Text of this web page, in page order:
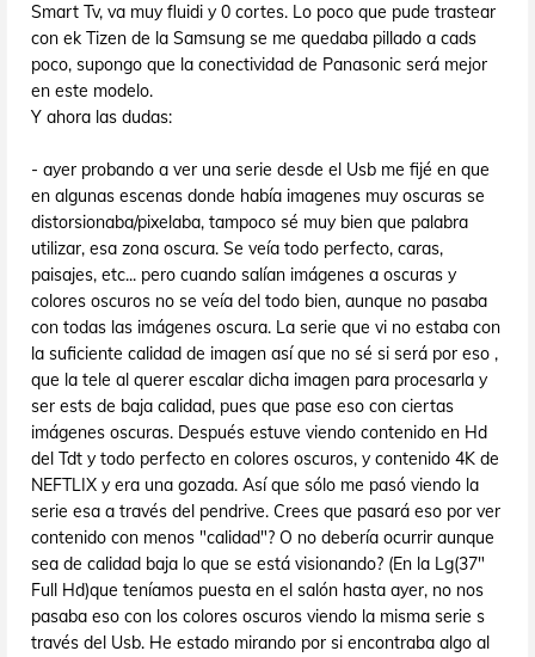
Smart Tv, va muy fluidi y 0 cortes. Lo poco que pude trastear
con ek Tizen de la Samsung se me quedaba pillado a cads
poco, supongo que la conectividad de Panasonic será mejor
en este modelo.
Y ahora las dudas:
- ayer probando a ver una serie desde el Usb me fijé en que
en algunas escenas donde había imagenes muy oscuras se
distorsionaba/pixelaba, tampoco sé muy bien que palabra
utilizar, esa zona oscura. Se veía todo perfecto, caras,
paisajes, etc... pero cuando salían imágenes a oscuras y
colores oscuros no se veía del todo bien, aunque no pasaba
con todas las imágenes oscura. La serie que vi no estaba con
la suficiente calidad de imagen así que no sé si será por eso ,
que la tele al querer escalar dicha imagen para procesarla y
ser ests de baja calidad, pues que pase eso con ciertas
imágenes oscuras. Después estuve viendo contenido en Hd
del Tdt y todo perfecto en colores oscuros, y contenido 4K de
NEFTLIX y era una gozada. Así que sólo me pasó viendo la
serie esa a través del pendrive. Crees que pasará eso por ver
contenido con menos "calidad"? O no debería ocurrir aunque
sea de calidad baja lo que se está visionando? (En la Lg(37"
Full Hd)que teníamos puesta en el salón hasta ayer, no nos
pasaba eso con los colores oscuros viendo la misma serie s
través del Usb. He estado mirando por si encontraba algo al